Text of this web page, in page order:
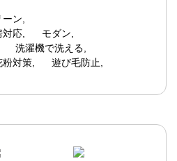
ーン
対応
モダン
洗濯機で洗える
粉対策
遊び毛防止